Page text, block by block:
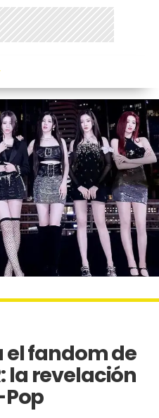
el fandom de
la revelación